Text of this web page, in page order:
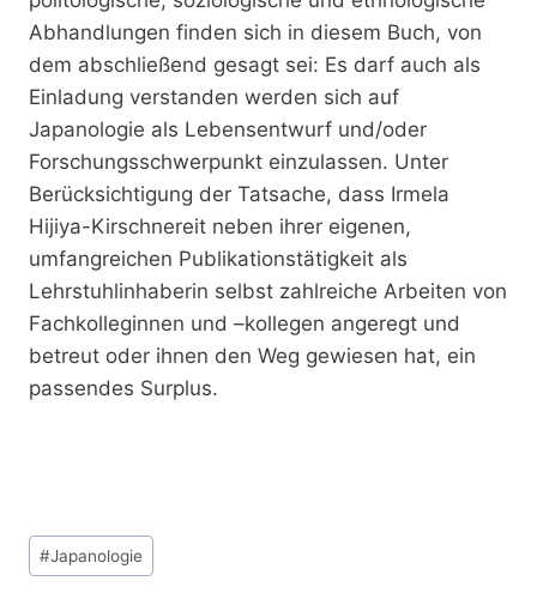
Abhandlungen finden sich in diesem Buch, von
dem abschließend gesagt sei: Es darf auch als
Einladung verstanden werden sich auf
Japanologie als Lebensentwurf und/oder
Forschungsschwerpunkt einzulassen. Unter
Berücksichtigung der Tatsache, dass Irmela
Hijiya-Kirschnereit neben ihrer eigenen,
umfangreichen Publikationstätigkeit als
Lehrstuhlinhaberin selbst zahlreiche Arbeiten von
Fachkolleginnen und –kollegen angeregt und
betreut oder ihnen den Weg gewiesen hat, ein
passendes Surplus.
Schlagworte:
#Japanologie